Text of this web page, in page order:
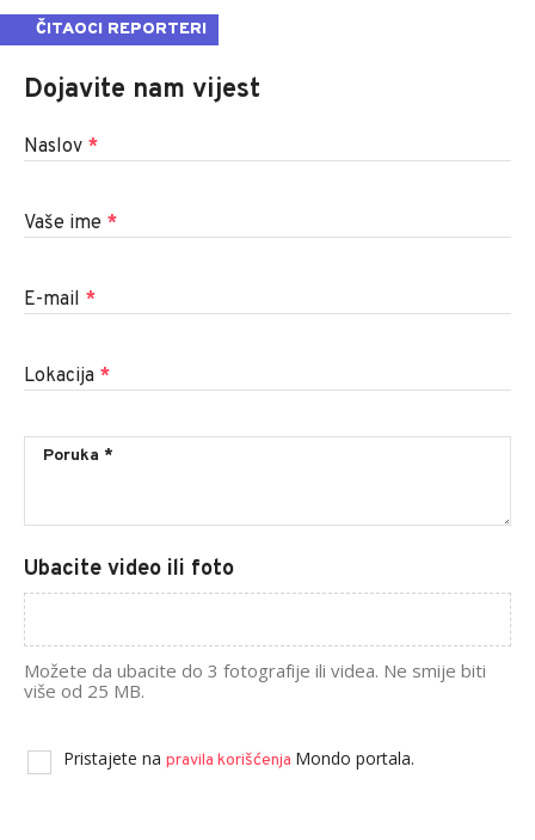
ČITAOCI REPORTERI
Dojavite nam vijest
Naslov *
Vaše ime *
E-mail *
Lokacija *
Ubacite video ili foto
Možete da ubacite do 3 fotografije ili videa. Ne smije biti
više od 25 MB.
Pristajete na pravila korišćenja Mondo portala.